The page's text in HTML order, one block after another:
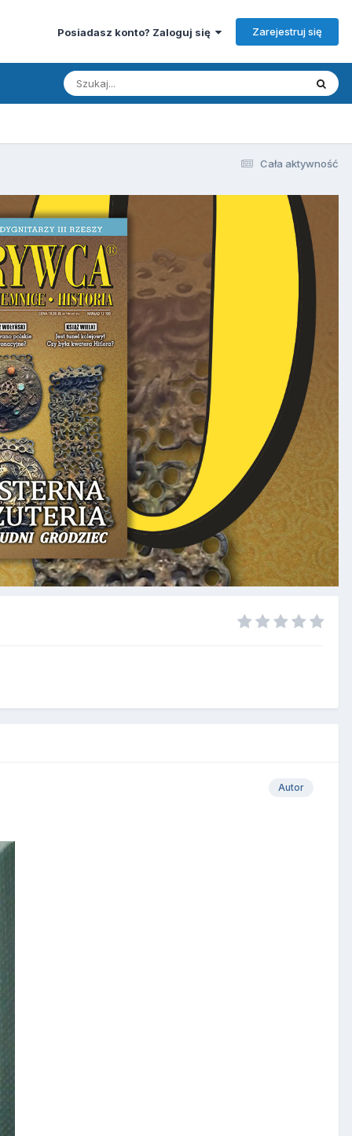
Posiadasz konto? Zaloguj się Zarejestruj się
Cała aktywność
Autor